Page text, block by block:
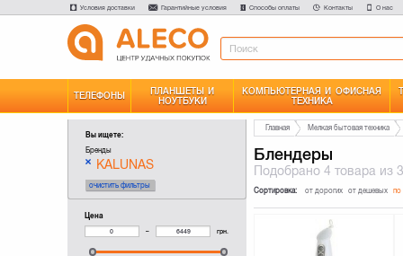
Условия доставки Гарантийные условия Способы оплаты Контакты О нас
ТЕЛЕФОНЫ
ПЛАНШЕТЫ И
НОУТБУКИ
КОМПЬЮТЕРНАЯ И ОФИСНАЯ
ТЕХНИКА
Вы ищете:
Бренды
KALUNAS
очистить фильтры
Цена
– грн.
Главная Мелкая бытовая техника
Блендеры
Подобрано4 товара из
Сортировка: от дорогих от дешевых по